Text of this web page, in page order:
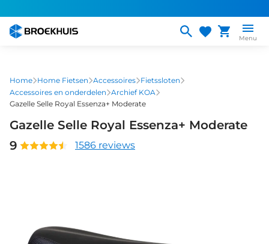
naar
gaan
Menu
Home Home Fietsen Accessoires Fietssloten
Accessoires en onderdelen Archief KOA
Gazelle Selle Royal Essenza+ Moderate
Gazelle Selle Royal Essenza+ Moderate
9
1586 reviews